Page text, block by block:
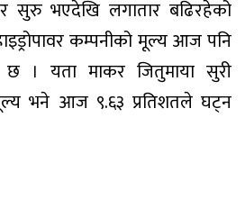
सुरु भएदेखि लगातार बढिरहेको
कम्पनीको मूल्य आज पनि
। यता माकर जितुमाया सुरी
मूल्य भने आज ९.६३ प्रतिशतले घट्न